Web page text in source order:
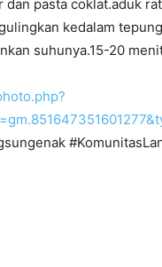
pasta coklat.aduk
kedalam
suhunya.15-20